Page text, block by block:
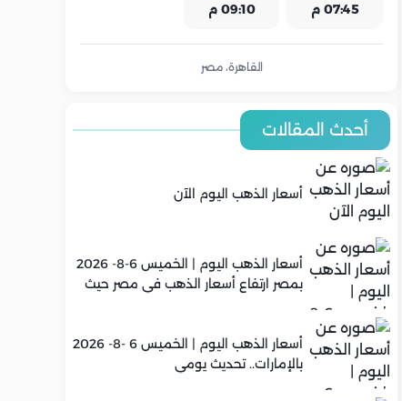
07:45 م 09:10 م
القاهرة، مصر
أحدث المقالات
أسعار الذهب اليوم الآن
أسعار الذهب اليوم | الخميس 6-8- 2026
بمصر ارتفاع أسعار الذهب في مصر حيث
أسعار الذهب اليوم | الخميس 6 -8- 2026
بالإمارات.. تحديث يومي